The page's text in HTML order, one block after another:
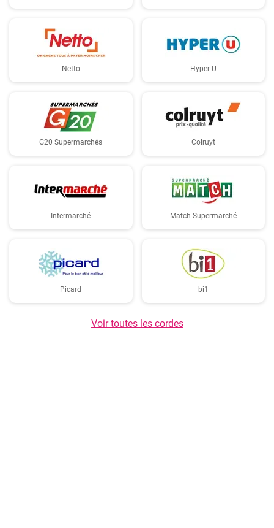
Netto Hyper U
G20 Supermarchés Colruyt
Intermarché Match Supermarché
Picard bi1
Voir toutes les cordes